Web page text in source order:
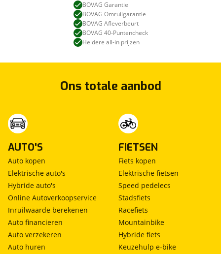
BOVAG Garantie
BOVAG Omruilgarantie
BOVAG Afleverbeurt
BOVAG 40-Puntencheck
Heldere all-in prijzen
Ons totale aanbod
AUTO'S
Auto kopen
Elektrische auto's
Hybride auto's
Online Autoverkoopservice
Inruilwaarde berekenen
Auto financieren
Auto verzekeren
Auto huren
FIETSEN
Fiets kopen
Elektrische fietsen
Speed pedelecs
Stadsfiets
Racefiets
Mountainbike
Hybride fiets
Keuzehulp e-bike